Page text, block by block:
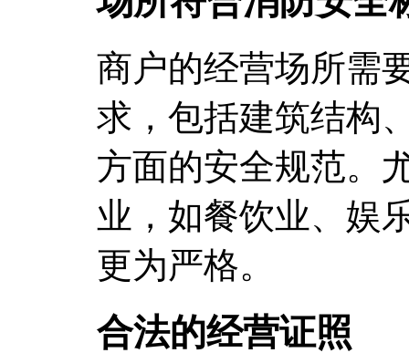
商户的经营场所需
求，包括建筑结构
方面的安全规范。
业，如餐饮业、娱
更为严格。
合法的经营证照